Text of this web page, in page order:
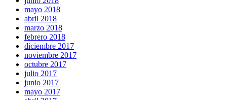
mayo 2018
abril 2018
marzo 2018
febrero 2018
diciembre 2017
noviembre 2017
octubre 2017
julio 2017
junio 2017
mayo 2017